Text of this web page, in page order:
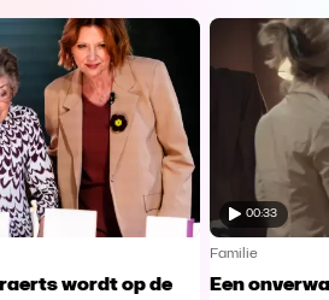
wordt op de
00:33
Familie
Een